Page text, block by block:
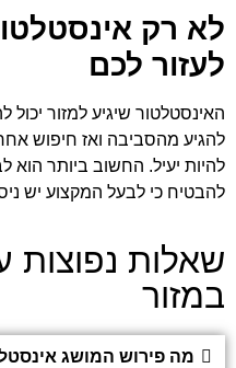
לא רק
לעזור לכם
האינסטלטור שיגיע למזור יכול
להגיע מהסביבה ואז חיפוש
להיות יעיל. החשוב ביותר הוא
להבטיח כי לבעל המקצוע יש
שאלות נפוצות
במזור
מה פירוש המושג